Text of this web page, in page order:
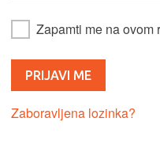
Zapamti me na ovom
Zaboravljena lozinka?